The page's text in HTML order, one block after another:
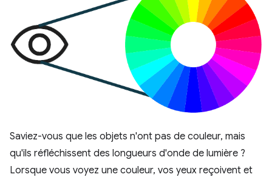
Saviez-vous que les objets n'ont pas de couleur, mais
qu'ils réfléchissent des longueurs d'onde de lumière ?
Lorsque vous voyez une couleur, vos yeux reçoivent et